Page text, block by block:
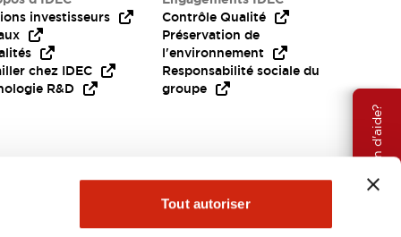
Tout autoriser
Besoin d'aide?
investisseurs
chez IDEC
R&D
Contrôle Qualité
Préservation de
l'environnement
Responsabilité sociale du
groupe